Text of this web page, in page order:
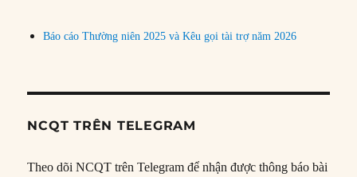
Báo cáo Thường niên 2025 và Kêu gọi tài trợ năm 2026
NCQT TRÊN TELEGRAM
Theo dõi NCQT trên Telegram để nhận được thông báo bài